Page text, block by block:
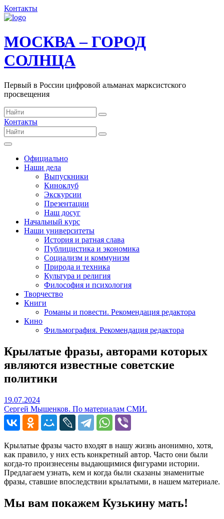
Контакты
МОСКВА – ГОРОД
СОЛНЦА
Первый в России цифровой альманах марксистского
просвещения
Контакты
Официально
Наши дела
Выпускники
Киноклуб
Экскурсии
Презентации
Наш досуг
Начальный курс
Наши университеты
История и ратная слава
Публицистика и экономика
Социализм и коммунизм
Природа и техника
Культура и религия
Философия и психология
Творчество
Книги
Романы и повести. Рекомендация редактора
Кино
Фильмография. Рекомендация редактора
Крылатые фразы, авторами которых
являются известные советские
политики
19.07.202419.07.2024
Сергей Мышенков. По материалам СМИ.
Крылатые фразы часто входят в нашу жизнь анонимно, хотя,
как правило, у них есть конкретный автор. Часто они были
когда-то произнесены выдающимися фигурами истории.
Предлагаем узнать, кем и когда были сказаны знаменитые
фразы, ставшие впоследствии крылатыми, в нашем материале.
Мы вам покажем Кузькину мать!